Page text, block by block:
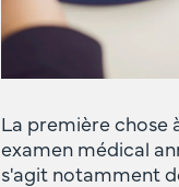
La première chose
examen médical
s'agit notamment